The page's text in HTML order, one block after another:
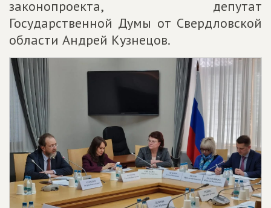
законопроекта, депутат
Государственной Думы от Свердловской
области Андрей Кузнецов.